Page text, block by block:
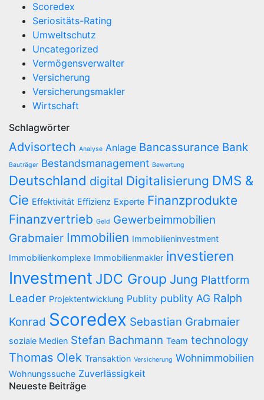
Scoredex
Seriositäts-Rating
Umweltschutz
Uncategorized
Vermögensverwalter
Versicherung
Versicherungsmakler
Wirtschaft
Schlagwörter
Advisortech Analyse Anlage Bancassurance Bank
Bauträger Bestandsmanagement Bewertung
Deutschland digital Digitalisierung DMS &
Cie Effektivität Effizienz Experte Finanzprodukte
Finanzvertrieb Geld Gewerbeimmobilien
Grabmaier Immobilien Immobilieninvestment
Immobilienkomplexe Immobilienmakler investieren
Investment JDC Group Jung Plattform
Leader Projektentwicklung Publity publity AG Ralph
Konrad Scoredex Sebastian Grabmaier
soziale Medien Stefan Bachmann Team technology
Thomas Olek Transaktion Versicherung Wohnimmobilien
Wohnungssuche Zuverlässigkeit
Neueste Beiträge